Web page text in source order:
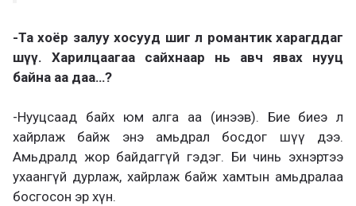
-Та хоёр залуу хосууд шиг л романтик харагддаг
шүү. Харилцаагаа сайхнаар нь авч явах нууц
байна аа даа…?
-Нууцсаад байх юм алга аа (инээв). Бие биеэ л
хайрлаж байж энэ амьдрал босдог шүү дээ.
Амьдралд жор байдаггүй гэдэг. Би чинь эхнэртээ
ухаангүй дурлаж, хайрлаж байж хамтын амьдралаа
босгосон эр хүн.